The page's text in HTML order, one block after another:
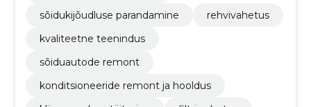
sõidukijõudluse parandamine
rehvivahetus
kvaliteetne teenindus
sõiduautode remont
konditsioneeride remont ja hooldus